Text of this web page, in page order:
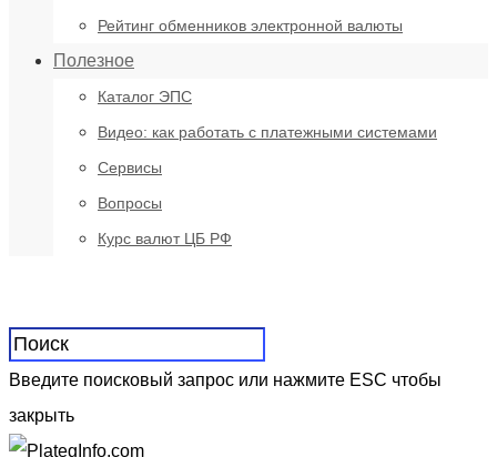
Рейтинг обменников электронной валюты
Полезное
Каталог ЭПС
Видео: как работать с платежными системами
Сервисы
Вопросы
Курс валют ЦБ РФ
Введите поисковый запрос или нажмите ESC чтобы
закрыть